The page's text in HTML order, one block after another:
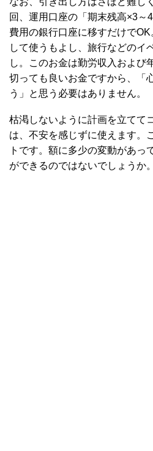
回、運用口座の「期末残高×3～
費用の銀行口座に移すだけで
して使うもよし、旅行などのイ
し。このお金は勤労収入および
切っても良いお金ですから、「
う」と思う必要はありません。
枯渇しないように計画を立てて
は、不安を感じずに使えます。
トです。額に多少の変動があっ
ができるのではないでしょうか。